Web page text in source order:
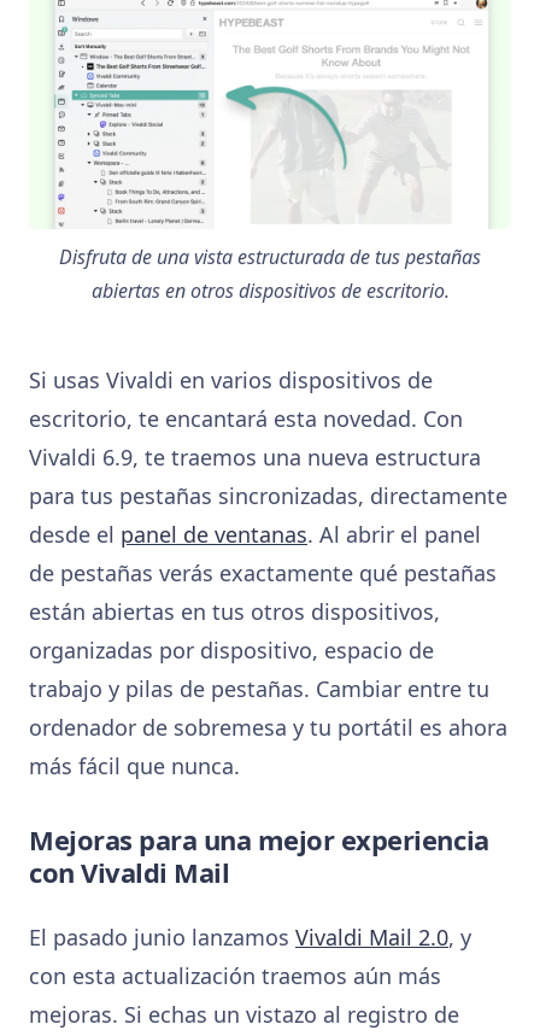
Disfruta de una vista estructurada de tus pestañas
abiertas en otros dispositivos de escritorio.
Si usas Vivaldi en varios dispositivos de
escritorio, te encantará esta novedad. Con
Vivaldi 6.9, te traemos una nueva estructura
para tus pestañas sincronizadas, directamente
desde el panel de ventanas. Al abrir el panel
de pestañas verás exactamente qué pestañas
están abiertas en tus otros dispositivos,
organizadas por dispositivo, espacio de
trabajo y pilas de pestañas. Cambiar entre tu
ordenador de sobremesa y tu portátil es ahora
más fácil que nunca.
Mejoras para una mejor experiencia
con Vivaldi Mail
El pasado junio lanzamos Vivaldi Mail 2.0, y
con esta actualización traemos aún más
mejoras. Si echas un vistazo al registro de